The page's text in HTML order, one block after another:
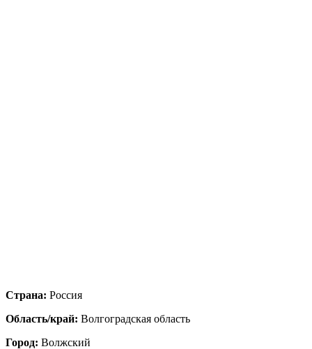
Страна: Россия
Область/край: Волгоградская область
Город: Волжский